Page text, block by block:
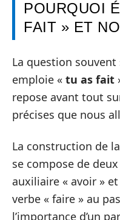
POURQUOI
FAIT » ET
La question
emploie « tu as fait
repose avant tout
précises que nous
La construction de
se compose de
auxiliaire « avoir »
verbe « faire » au
l’importance d’un